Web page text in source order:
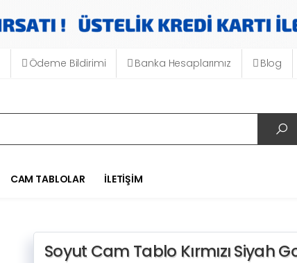
Ödeme Bildirimi Banka Hesaplarımız Blog
CAM TABLOLAR İLETIŞIM
Soyut Cam Tablo Kırmızı Siyah